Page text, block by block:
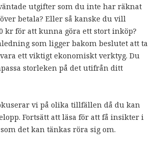
utgifter som du inte har räknat
betala? Eller så kanske du vill
kr för att kunna göra ett stort inköp?
som ligger bakom beslutet att ta
ett viktigt ekonomiskt verktyg. Du
storleken på det utifrån ditt
vi på olika tillfällen då du kan
Fortsätt att läsa för att få insikter i
det kan tänkas röra sig om.